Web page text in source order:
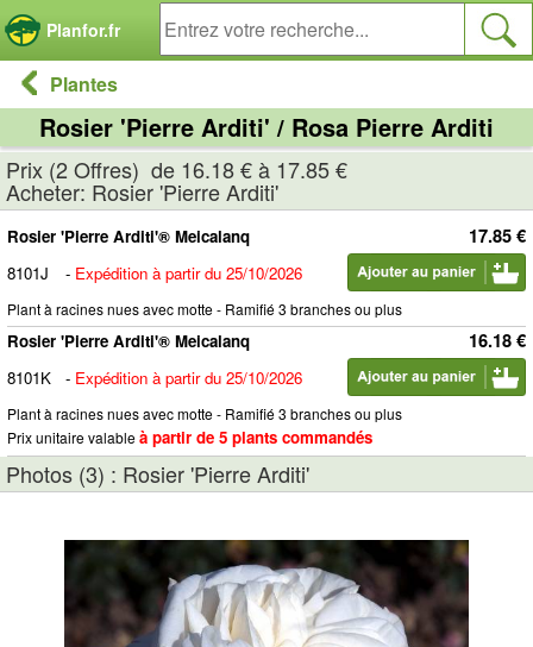
Planfor.fr
Plantes
Rosier 'Pierre Arditi' / Rosa Pierre Arditi
Prix (2 Offres) de 16.18 € à 17.85 €
Acheter: Rosier 'Pierre Arditi'
17.85 €
Rosier 'Pierre Arditi'® Meicalanq
8101J
- Expédition à partir du 25/10/2026
Plant à racines nues avec motte - Ramifié 3 branches ou plus
16.18 €
Rosier 'Pierre Arditi'® Meicalanq
8101K
- Expédition à partir du 25/10/2026
Plant à racines nues avec motte - Ramifié 3 branches ou plus
Prix unitaire valableà partir de 5 plants commandés
Photos (3) : Rosier 'Pierre Arditi'
Panneau de gestion des cookies